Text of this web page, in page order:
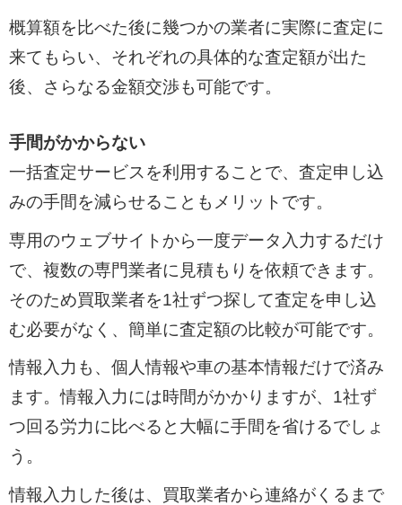
概算額を比べた後に幾つかの業者に実際に査定に
来てもらい、それぞれの具体的な査定額が出た
後、さらなる金額交渉も可能です。
手間がかからない
一括査定サービスを利用することで、査定申し込
みの手間を減らせることもメリットです。
専用のウェブサイトから一度データ入力するだけ
で、複数の専門業者に見積もりを依頼できます。
そのため買取業者を1社ずつ探して査定を申し込
む必要がなく、簡単に査定額の比較が可能です。
情報入力も、個人情報や車の基本情報だけで済み
ます。情報入力には時間がかかりますが、1社ず
つ回る労力に比べると大幅に手間を省けるでしょ
う。
情報入力した後は、買取業者から連絡がくるまで